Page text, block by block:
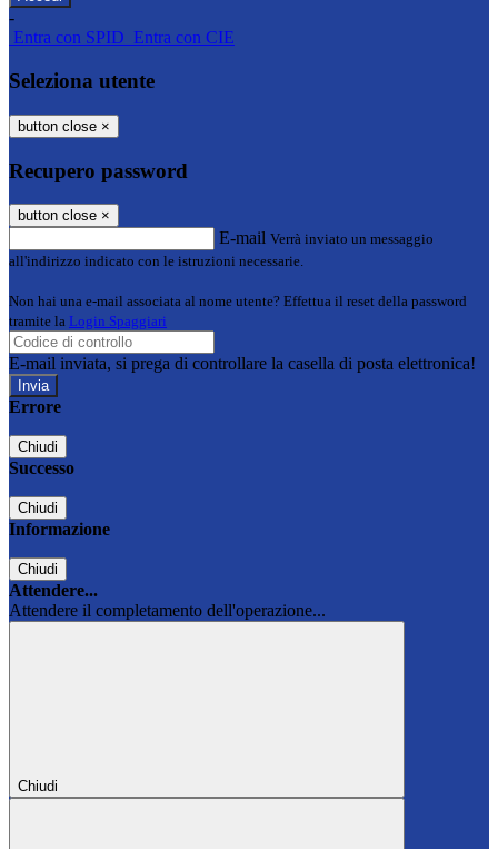
-
Entra con SPID Entra con CIE
Seleziona utente
button close ×
Recupero password
button close ×
E-mail Verrà inviato un messaggio
all'indirizzo indicato con le istruzioni necessarie.
Non hai una e-mail associata al nome utente? Effettua il reset della password
tramite la Login Spaggiari
E-mail inviata, si prega di controllare la casella di posta elettronica!
Errore
Chiudi
Successo
Chiudi
Informazione
Chiudi
Attendere...
Attendere il completamento dell'operazione...
Chiudi